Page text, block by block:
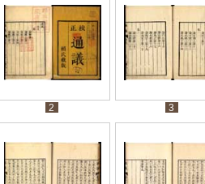
2 3